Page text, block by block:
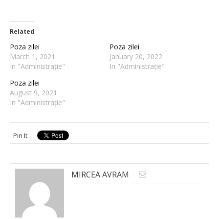
Related
Poza zilei
March 1, 2021
In "Administrație"
Poza zilei
January 20, 2022
In "Administrație"
Poza zilei
August 9, 2021
In "Administrație"
Pin It
MIRCEA AVRAM